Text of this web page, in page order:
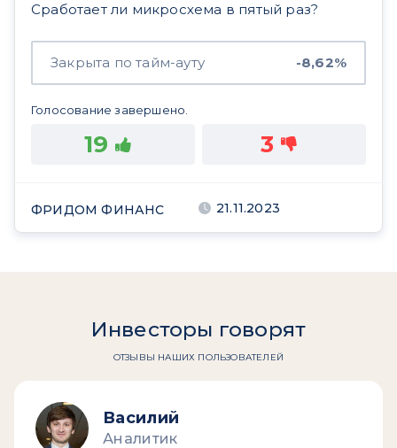
Сработает ли микросхема в пятый раз?
Закрыта по тайм-ауту -8,62%
Голосование завершено.
19 3
ФРИДОМ ФИНАНС 21.11.2023
Инвесторы говорят
ОТЗЫВЫ НАШИХ ПОЛЬЗОВАТЕЛЕЙ
Василий
Аналитик